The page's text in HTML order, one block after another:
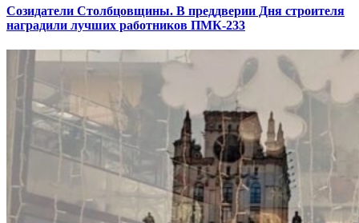
Созидатели Столбцовщины. В преддверии Дня строителя
наградили лучших работников ПМК-233